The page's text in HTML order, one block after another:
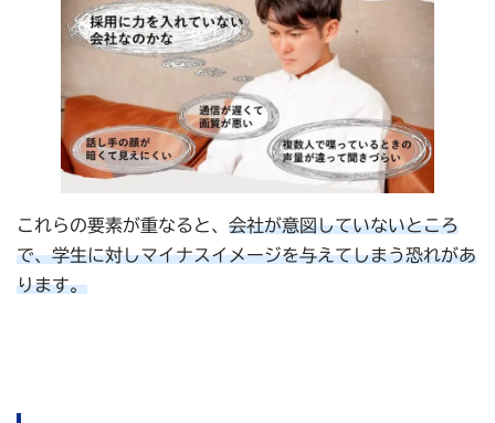
これらの要素が重なると、 会社が意図していないところ
で、学生に対しマイナスイメージを与えてしまう恐れがあ
ります。